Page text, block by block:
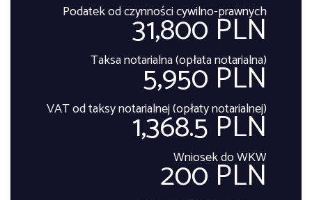
Podatek od czynności cywilno-prawnych
31,800 PLN
Taksa notarialna (opłata notarialna)
5,950 PLN
VAT od taksy notarialnej (opłaty notarialnej)
1,368.5 PLN
Wniosek do WKW
200 PLN